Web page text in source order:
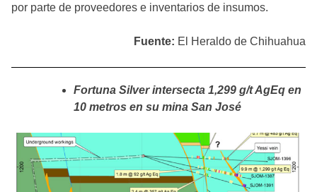
por parte de proveedores e inventarios de insumos.
Fuente: El Heraldo de Chihuahua
Fortuna Silver intersecta 1,299 g/t AgEq en
10 metros en su mina San José